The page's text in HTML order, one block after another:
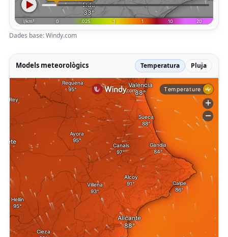
Dades base: Windy.com
Models meteorològics Temperatura Pluja